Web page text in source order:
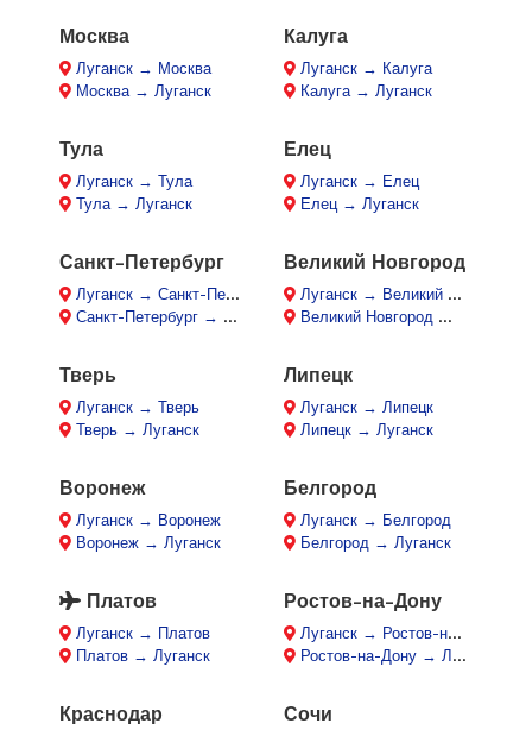
Москва
Луганск → Москва
Москва → Луганск
Калуга
Луганск → Калуга
Калуга → Луганск
Тула
Луганск → Тула
Тула → Луганск
Елец
Луганск → Елец
Елец → Луганск
Санкт-Петербург
Луганск → Санкт-Петербург
Санкт-Петербург → Луганск
Великий Новгород
Луганск → Великий Новгород
Великий Новгород → Луганск
Тверь
Луганск → Тверь
Тверь → Луганск
Липецк
Луганск → Липецк
Липецк → Луганск
Воронеж
Луганск → Воронеж
Воронеж → Луганск
Белгород
Луганск → Белгород
Белгород → Луганск
Платов
Луганск → Платов
Платов → Луганск
Ростов-на-Дону
Луганск → Ростов-на-Дону
Ростов-на-Дону → Луганск
Краснодар Сочи